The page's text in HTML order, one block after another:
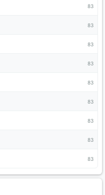
83
83
83
83
83
83
83
83
83